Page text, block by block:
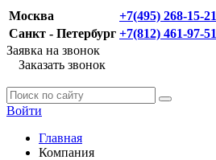
Москва
+7(495) 268-15-21
Санкт - Петербург +7(812) 461-97-51
Заявка на звонок
Заказать звонок
Войти
Главная
Компания